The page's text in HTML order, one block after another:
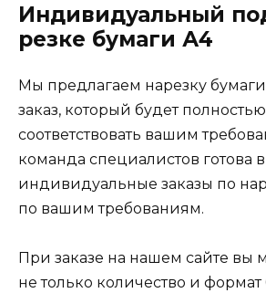
Индивидуальный
резке бумаги А4
Мы предлагаем нарезку
заказ, который будет полностью
соответствовать вашим
команда специалистов готова
индивидуальные заказы по
по вашим требованиям.
При заказе на нашем сайте вы
не только количество и формат